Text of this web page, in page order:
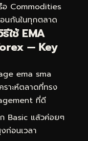
อ Commodities
นกันในทุกตลาด
ใช้ EMA
— Key
ema sma
าะห์ตลาดที่ทรง
ที่ดี
Basic แล้วค่อยๆ
ก่อนเวลา